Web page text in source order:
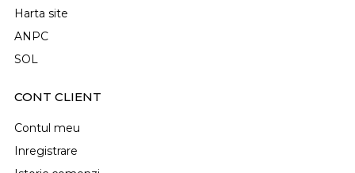
Harta site
ANPC
SOL
CONT CLIENT
Contul meu
Inregistrare